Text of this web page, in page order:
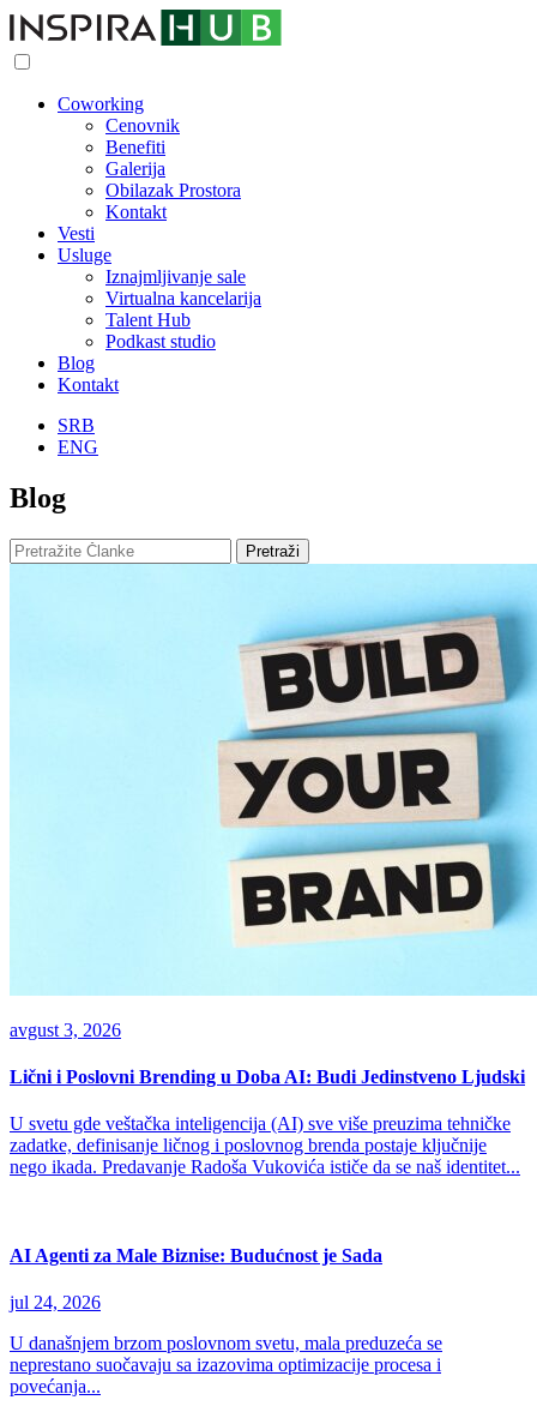
Coworking
Cenovnik
Benefiti
Galerija
Obilazak Prostora
Kontakt
Vesti
Usluge
Iznajmljivanje sale
Virtualna kancelarija
Talent Hub
Podkast studio
Blog
Kontakt
SRB
ENG
Blog
Pretraži
avgust 3, 2026
Lični i Poslovni Brending u Doba AI: Budi Jedinstveno Ljudski
U svetu gde veštačka inteligencija (AI) sve više preuzima tehničke
zadatke, definisanje ličnog i poslovnog brenda postaje ključnije
nego ikada. Predavanje Radoša Vukovića ističe da se naš identitet...
AI Agenti za Male Biznise: Budućnost je Sada
jul 24, 2026
U današnjem brzom poslovnom svetu, mala preduzeća se
neprestano suočavaju sa izazovima optimizacije procesa i
povećanja...